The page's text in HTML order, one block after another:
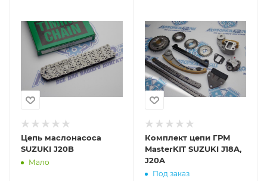
Цепь маслонасоса
SUZUKI J20B
Мало
Комплект цепи ГРМ
MasterKIT SUZUKI J18A,
J20A
Под заказ